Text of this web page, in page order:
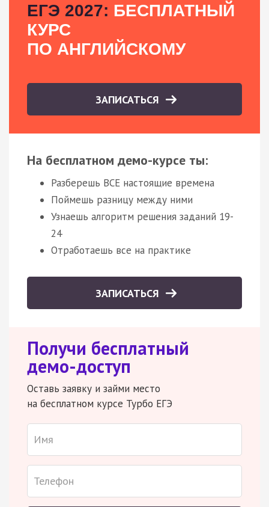
ЕГЭ 2027: БЕСПЛАТНЫЙ
КУРС
ПО АНГЛИЙСКОМУ
ЗАПИСАТЬСЯ
На бесплатном демо-курсе ты:
Разберешь ВСЕ настоящие времена
Поймешь разницу между ними
Узнаешь алгоритм решения заданий 19-
24
Отработаешь все на практике
ЗАПИСАТЬСЯ
Получи бесплатный
демо-доступ
Оставь заявку и займи место
на бесплатном курсе Турбо ЕГЭ